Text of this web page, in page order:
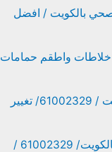
61002329/ سباك صحي بالكويت / افضل
61002329/ تركيب خلاطات واطقم حمامات
رقم سباك بالكويت المنصورية/ سباك الكويت / 61002329/ تغيير
تسليك مجاري صباح السالم/ رقم سباك بالكويت/ 61002329 /